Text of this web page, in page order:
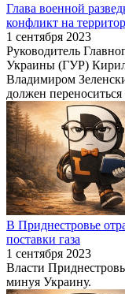
Глава военной
конфликт на
1 сентября 2023
Руководитель
Украины (ГУР)
Владимиром
должен
В Приднестровье
поставки газа
1 сентября 2023
Власти
минуя Украину.